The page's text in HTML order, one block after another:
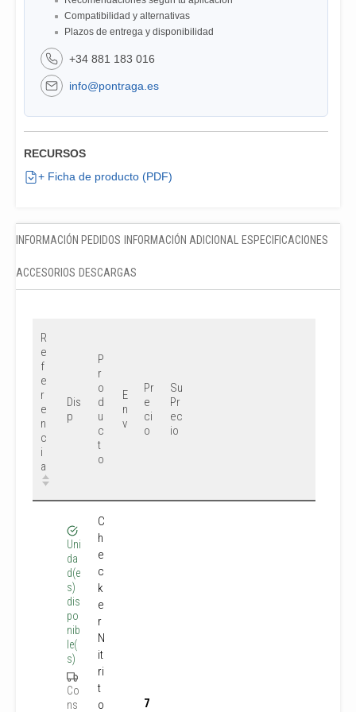
Compatibilidad y alternativas
Plazos de entrega y disponibilidad
+34 881 183 016
info@pontraga.es
RECURSOS
+ Ficha de producto (PDF)
INFORMACIÓN PEDIDOS INFORMACIÓN ADICIONAL ESPECIFICACIONES
ACCESORIOS DESCARGAS
R
e
f
e
r
e
n
c
i
a
Dis
p
P
r
o
d
u
c
t
o
E
n
v
Pr
e
ci
o
Su
Pr
ec
io
Uni
da
d(e
s)
dis
po
nib
le(
s)
Co
ns
C
h
e
c
k
e
r
N
it
ri
t
o
7